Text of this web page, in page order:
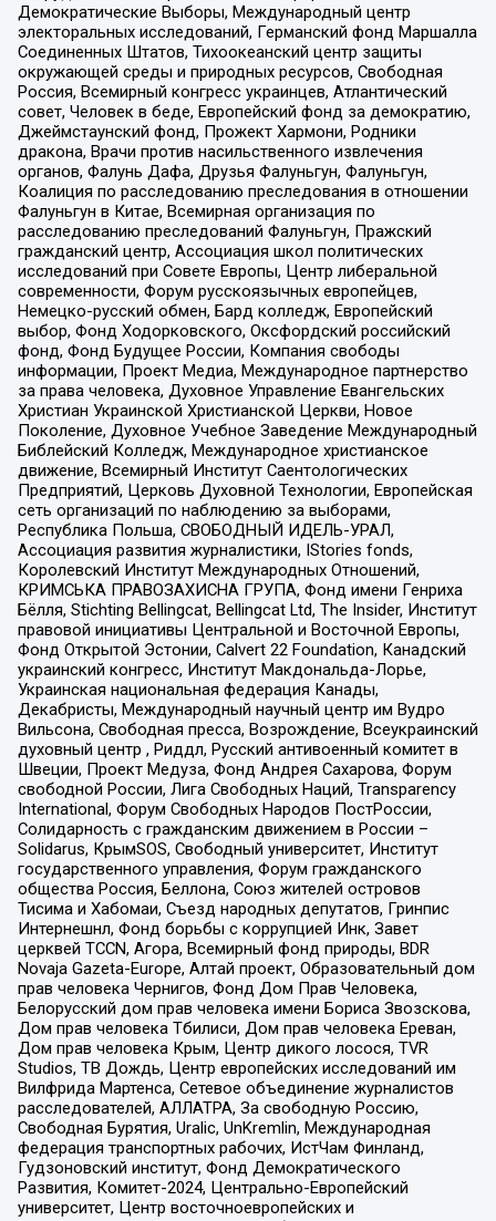
Демократические Выборы, Международный центр
электоральных исследований, Германский фонд Маршалла
Соединенных Штатов, Тихоокеанский центр защиты
окружающей среды и природных ресурсов, Свободная
Россия, Всемирный конгресс украинцев, Атлантический
совет, Человек в беде, Европейский фонд за демократию,
Джеймстаунский фонд, Прожект Хармони, Родники
дракона, Врачи против насильственного извлечения
органов, Фалунь Дафа, Друзья Фалуньгун, Фалуньгун,
Коалиция по расследованию преследования в отношении
Фалуньгун в Китае, Всемирная организация по
расследованию преследований Фалуньгун, Пражский
гражданский центр, Ассоциация школ политических
исследований при Совете Европы, Центр либеральной
современности, Форум русскоязычных европейцев,
Немецко-русский обмен, Бард колледж, Европейский
выбор, Фонд Ходорковского, Оксфордский российский
фонд, Фонд Будущее России, Компания свободы
информации, Проект Медиа, Международное партнерство
за права человека, Духовное Управление Евангельских
Христиан Украинской Христианской Церкви, Новое
Поколение, Духовное Учебное Заведение Международный
Библейский Колледж, Международное христианское
движение, Всемирный Институт Саентологических
Предприятий, Церковь Духовной Технологии, Европейская
сеть организаций по наблюдению за выборами,
Республика Польша, СВОБОДНЫЙ ИДЕЛЬ-УРАЛ,
Ассоциация развития журналистики, IStories fonds,
Королевский Институт Международных Отношений,
КРИМСЬКА ПРАВОЗАХИСНА ГРУПА, Фонд имени Генриха
Бёлля, Stichting Bellingcat, Bellingcat Ltd, The Insider, Институт
правовой инициативы Центральной и Восточной Европы,
Фонд Открытой Эстонии, Calvert 22 Foundation, Канадский
украинский конгресс, Институт Макдональда-Лорье,
Украинская национальная федерация Канады,
Декабристы, Международный научный центр им Вудро
Вильсона, Свободная пресса, Возрождение, Всеукраинский
духовный центр , Риддл, Русский антивоенный комитет в
Швеции, Проект Медуза, Фонд Андрея Сахарова, Форум
свободной России, Лига Свободных Наций, Transparеncy
International, Форум Свободных Народов ПостРоссии,
Солидарность с гражданским движением в России –
Solidarus, КрымSOS, Свободный университет, Институт
государственного управления, Форум гражданского
общества Россия, Беллона, Союз жителей островов
Тисима и Хабомаи, Съезд народных депутатов, Гринпис
Интернешнл, Фонд борьбы с коррупцией Инк, Завет
церквей TCCN, Агора, Всемирный фонд природы, BDR
Novaja Gazeta-Europe, Алтай проект, Образовательный дом
прав человека Чернигов, Фонд Дом Прав Человека,
Белорусский дом прав человека имени Бориса Звозскова,
Дом прав человека Тбилиси, Дом прав человека Ереван,
Дом прав человека Крым, Центр дикого лосося, TVR
Studios, ТВ Дождь, Центр европейских исследований им
Вилфрида Мартенса, Сетевое объединение журналистов
расследователей, АЛЛАТРА, За свободную Россию,
Свободная Бурятия, Uralic, UnKremlin, Международная
федерация транспортных рабочих, ИстЧам Финланд,
Гудзоновский институт, Фонд Демократического
Развития, Комитет-2024, Центрально-Европейский
университет, Центр восточноевропейских и